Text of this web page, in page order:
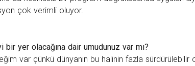
çok verimli oluyor.
bir yer olacağına dair umudunuz var mı?
var çünkü dünyanın bu halinin fazla sürdürülebilir